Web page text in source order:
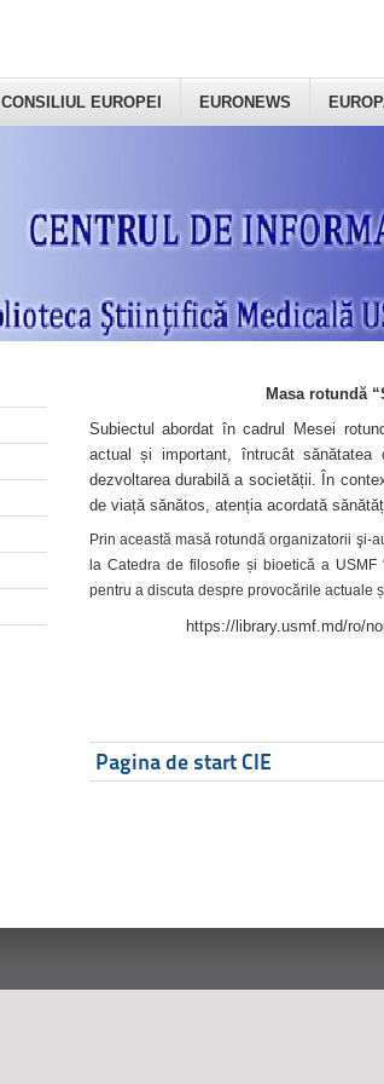
CONSILIUL EUROPEI EURONEWS
Masa rotundă
Subiectul abordat în cadrul Mesei
actual și important, întrucât sănătatea
dezvoltarea durabilă a societății. În
de viață sănătos, atenția acordată
Prin această masă rotundă organizatorii şi-
la Catedra de filosofie și bioetică a USMF
pentru a discuta despre provocările actuale
https://library.usmf.md/ro/
Pagina de start CIE